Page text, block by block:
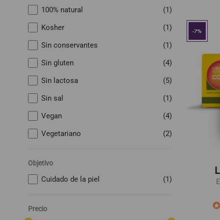
100% natural
(1)
Kosher
(1)
Sin conservantes
(1)
Sin gluten
(4)
Sin lactosa
(5)
Sin sal
(1)
Vegan
(4)
Vegetariano
(2)
Objetivo
Cuidado de la piel (1)
Precio
-7%